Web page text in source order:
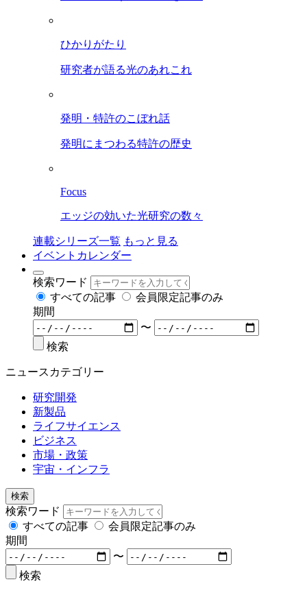
ひかりがたり
研究者が語る光のあれこれ
発明・特許のこぼれ話
発明にまつわる特許の歴史
Focus
エッジの効いた光研究の数々
連載シリーズ一覧 もっと見る
イベントカレンダー
検索ワード
すべての記事
会員限定記事のみ
期間
〜
検索
ニュースカテゴリー
研究開発
新製品
ライフサイエンス
ビジネス
市場・政策
宇宙・インフラ
検索
検索ワード
すべての記事
会員限定記事のみ
期間
〜
検索